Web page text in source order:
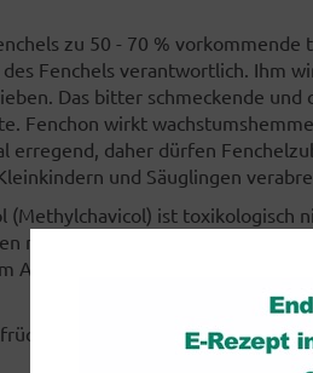
zu 50 - 70 %
Fenchels verantwortlich. Ihm
Das bitter schmeckende
Fenchon wirkt
erregend, daher dürfen
und Säuglingen
(Methylchavicol) ist toxikologisch
max. 5% dieser Substanz im
Anethol die Dimere Dianethol
sind Terpene, Cumarine,